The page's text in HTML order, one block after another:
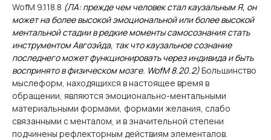
WofM 9.118.8 (ЛА: прежде чем человек стал каузальным Я, он
может на более высокой эмоциональной или более высокой
ментальной стадии в редкие моменты самосознания стать
инструментом Авгоэйда, так что каузальное сознание
последнего может функционировать через индивида и быть
воспринято в физическом мозге. WofM 8.20.2)Большинство
мыслеформ, находящихся в настоящее время в
обращении, являются эмоционально-ментальными
материальными формами, формами желания, слабо
связанными с менталом, и в значительной степени
подчинены рефлекторным действиям элементалов.